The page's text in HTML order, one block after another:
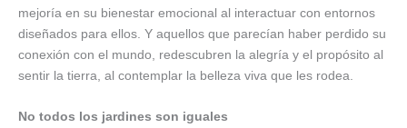
mejoría en su bienestar emocional al interactuar con entornos
diseñados para ellos. Y aquellos que parecían haber perdido su
conexión con el mundo, redescubren la alegría y el propósito al
sentir la tierra, al contemplar la belleza viva que les rodea.
No todos los jardines son iguales